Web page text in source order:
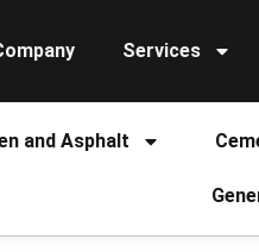
Services
and Asphalt